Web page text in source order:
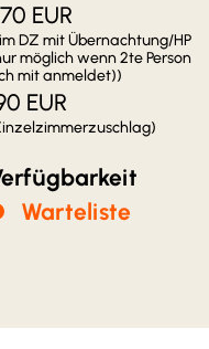
EUR
DZ mit Übernachtung/HP
möglich wenn 2te Person
mit anmeldet))
EUR
Warteliste